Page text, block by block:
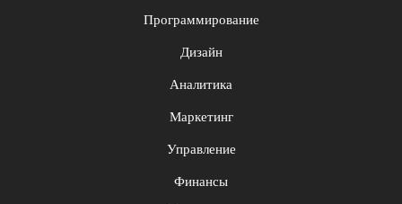
Программирование
Дизайн
Аналитика
Маркетинг
Управление
Финансы